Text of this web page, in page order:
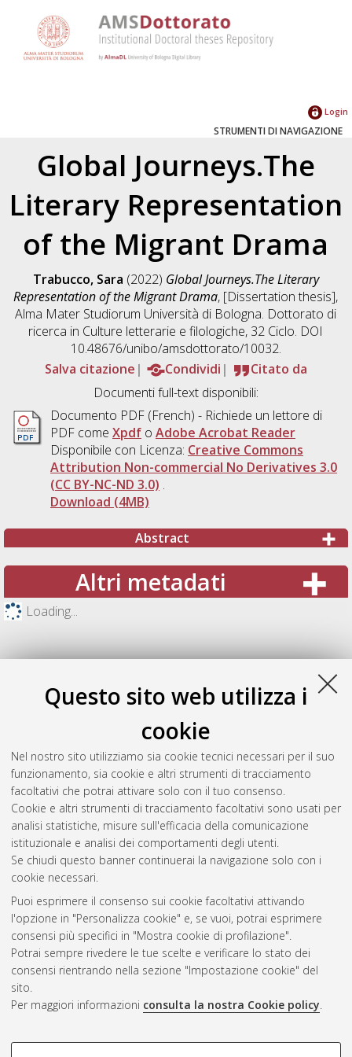
Questo sito web utilizza i
cookie
Nel nostro sito utilizziamo sia cookie tecnici necessari per il suo
funzionamento, sia cookie e altri strumenti di tracciamento
facoltativi che potrai attivare solo con il tuo consenso.
Cookie e altri strumenti di tracciamento facoltativi sono usati per
analisi statistiche, misure sull'efficacia della comunicazione
istituzionale e analisi dei comportamenti degli utenti.
Se chiudi questo banner continuerai la navigazione solo con i
cookie necessari.
Puoi esprimere il consenso sui cookie facoltativi attivando
l'opzione in "Personalizza cookie" e, se vuoi, potrai esprimere
consensi più specifici in "Mostra cookie di profilazione".
Potrai sempre rivedere le tue scelte e verificare lo stato dei
consensi rientrando nella sezione "Impostazione cookie" del
sito.
Per maggiori informazioni consulta la nostra Cookie policy.
COOKIE DI PROFILAZIONE -
Login
STRUMENTI DI NAVIGAZIONE
Global Journeys.The
Literary Representation
of the Migrant Drama
Trabucco, Sara (2022) Global Journeys.The Literary
Representation of the Migrant Drama, [Dissertation thesis],
Alma Mater Studiorum Università di Bologna. Dottorato di
ricerca in Culture letterarie e filologiche, 32 Ciclo. DOI
10.48676/unibo/amsdottorato/10032.
Salva citazione
Condividi
Citato da
Documenti full-text disponibili:
Documento PDF(French) - Richiede un lettore di
PDF come Xpdfo Adobe Acrobat Reader
Disponibile con Licenza: Creative Commons
Attribution Non-commercial No Derivatives 3.0
(CC BY-NC-ND 3.0) .
Download (4MB)
Abstract
Altri metadati
Loading...
Gestione del documento:
Atom
Rss 1.0
Rss 2.0
ISSN: 2038-7946
Impostazioni Cookie